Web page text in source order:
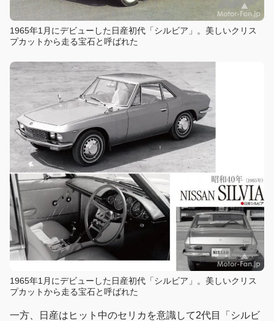
1965年1月にデビューした日産初代「シルビア」。美しいクリス
プカットから走る宝石と呼ばれた
1965年1月にデビューした日産初代「シルビア」。美しいクリス
プカットから走る宝石と呼ばれた
一方、日産はヒット中のセリカを意識して2代目「シルビ